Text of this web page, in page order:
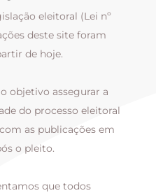
eleitoral (Lei nº
deste site foram
de hoje.
objetivo assegurar a
do processo eleitoral
as publicações em
o pleito.
que todos